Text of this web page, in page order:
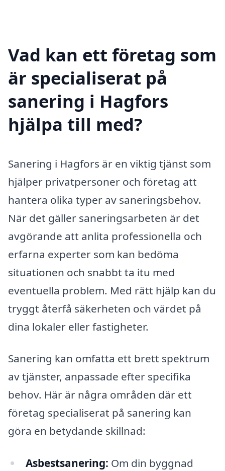
Vad kan ett företag som
är specialiserat på
sanering i Hagfors
hjälpa till med?
Sanering i Hagfors är en viktig tjänst som
hjälper privatpersoner och företag att
hantera olika typer av saneringsbehov.
När det gäller saneringsarbeten är det
avgörande att anlita professionella och
erfarna experter som kan bedöma
situationen och snabbt ta itu med
eventuella problem. Med rätt hjälp kan du
tryggt återfå säkerheten och värdet på
dina lokaler eller fastigheter.
Sanering kan omfatta ett brett spektrum
av tjänster, anpassade efter specifika
behov. Här är några områden där ett
företag specialiserat på sanering kan
göra en betydande skillnad:
Asbestsanering: Om din byggnad